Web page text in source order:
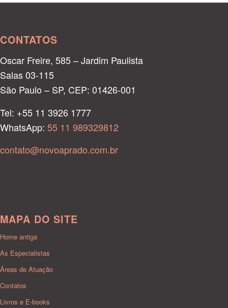
CONTATOS
Oscar Freire, 585 – Jardim Paulista
Salas 03-115
São Paulo – SP, CEP: 01426-001
Tel: +55 11 3926 1777
WhatsApp: 55 11 989329812
contato@novoaprado.com.br
MAPA DO SITE
Home antiga
As Especialistas
Áreas de Atuação
Contatos
Livros e E-books